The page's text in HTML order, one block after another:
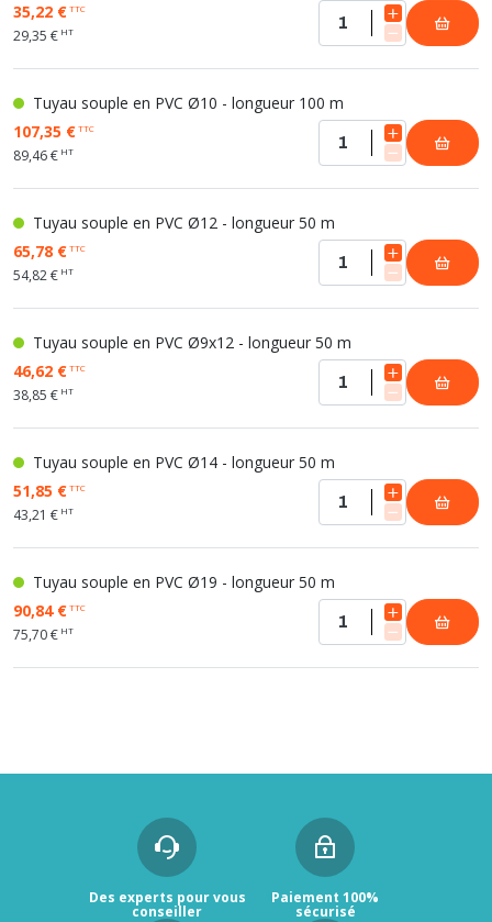
35,22 €TTC
29,35 € HT
Tuyau souple en PVC Ø10 - longueur 100 m
107,35 €TTC
89,46 € HT
Tuyau souple en PVC Ø12 - longueur 50 m
65,78 €TTC
54,82 € HT
Tuyau souple en PVC Ø9x12 - longueur 50 m
46,62 €TTC
38,85 € HT
Tuyau souple en PVC Ø14 - longueur 50 m
51,85 €TTC
43,21 € HT
Tuyau souple en PVC Ø19 - longueur 50 m
90,84 €TTC
75,70 € HT
Des experts pour vous
conseiller
Paiement 100%
sécurisé